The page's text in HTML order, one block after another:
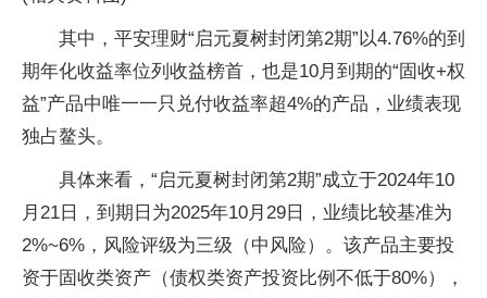
其中，平安理财“启元夏树封闭第2期”以4.76%的到
期年化收益率位列收益榜首，也是10月到期的“固收+权
益”产品中唯一一只兑付收益率超4%的产品，业绩表现
独占鳌头。
具体来看，“启元夏树封闭第2期”成立于2024年10
月21日，到期日为2025年10月29日，业绩比较基准为
2%~6%，风险评级为三级（中风险）。该产品主要投
资于固收类资产（债权类资产投资比例不低于80%），